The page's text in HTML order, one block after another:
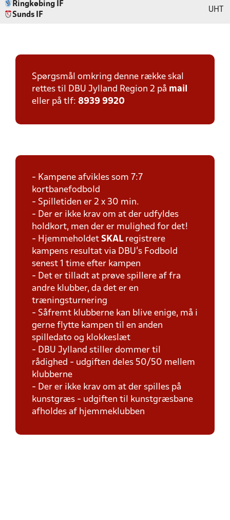
Ringkøbing IF
Sunds IF
UHT
Spørgsmål omkring denne række skal
rettes til DBU Jylland Region 2 på mail
eller på tlf: 8939 9920
- Kampene afvikles som 7:7
kortbanefodbold
- Spilletiden er 2 x 30 min.
- Der er ikke krav om at der udfyldes
holdkort, men der er mulighed for det!
- Hjemmeholdet SKAL registrere
kampens resultat via DBU's Fodbold
senest 1 time efter kampen
- Det er tilladt at prøve spillere af fra
andre klubber, da det er en
træningsturnering
- Såfremt klubberne kan blive enige, må i
gerne flytte kampen til en anden
spilledato og klokkeslæt
- DBU Jylland stiller dommer til
rådighed - udgiften deles 50/50 mellem
klubberne
- Der er ikke krav om at der spilles på
kunstgræs - udgiften til kunstgræsbane
afholdes af hjemmeklubben